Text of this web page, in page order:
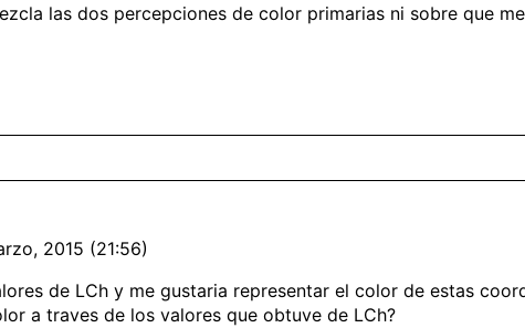
las dos percepciones de color primarias ni sobre que
2015 (21:56)
de LCh y me gustaria representar el color de estas
a traves de los valores que obtuve de LCh?